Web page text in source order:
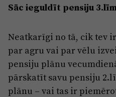
Sāc ieguldīt pensiju
Neatkarīgi no tā, cik tev
par agru vai par vēlu
pensiju plānu
pārskatīt savu pensiju
plānu – vai tas ir